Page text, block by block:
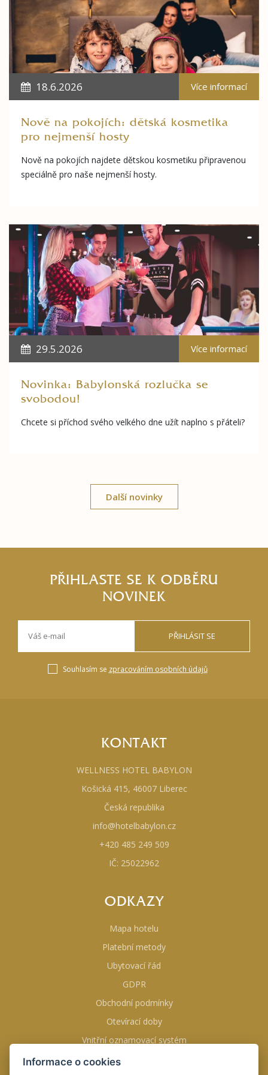
18.6.2026 Více informací
Nově na pokojích: dětská kosmetika
pro nejmenší hosty
Nově na pokojích najdete dětskou kosmetiku připravenou
speciálně pro naše nejmenší hosty.
29.5.2026 Více informací
Novinka: Babylonská rozlučka se
svobodou!
Chcete si příchod svého velkého dne užít naplno s přáteli?
Další novinky
PŘIHLASTE SE K ODBĚRU
NOVINEK
PŘIHLÁSIT SE
Souhlasím se zpracováním osobních údajů
KONTAKT
WELLNESS HOTEL BABYLON
Košická 415, 46007 Liberec
Česká republika
info@hotelbabylon.cz
+420 485 249 509
IČ: 25022962
ODKAZY
Mapa hotelu
Platební metody
Ubytovací řád
GDPR
Obchodní podmínky
Otevírací doby
Vnitřní oznamovací systém
Informace o cookies